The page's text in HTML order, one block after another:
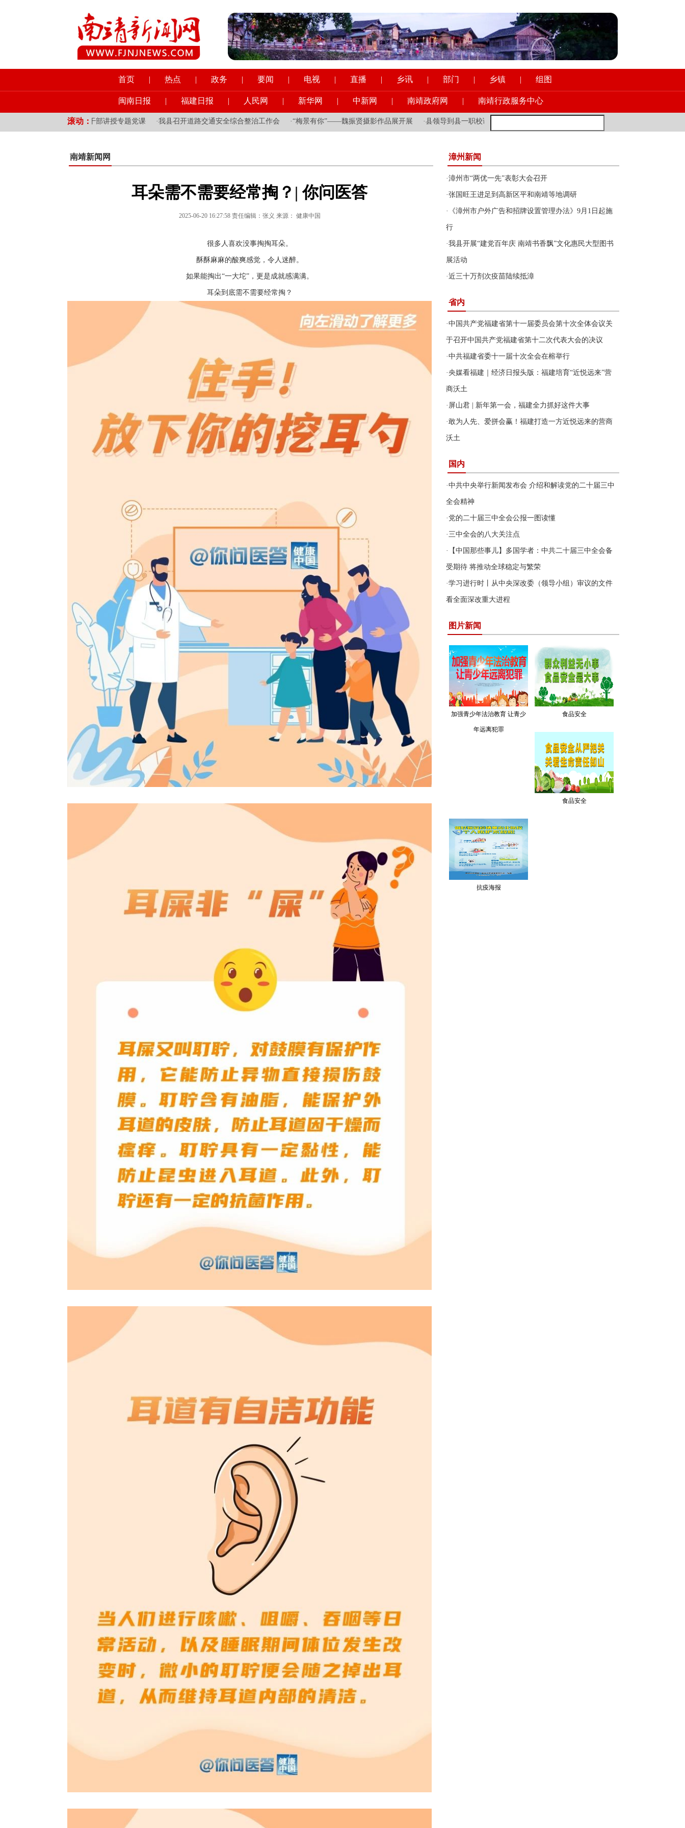
首页 | 热点 | 政务 | 要闻 | 电视 | 直播 | 乡讯 | 部门 | 乡镇 | 组图
闽南日报 | 福建日报 | 人民网 | 新华网 | 中新网 | 南靖政府网 | 南靖行政服务中心
滚动：
钩乡镇党员干部讲授专题党课 ·我县召开道路交通安全综合整治工作会 ·“梅景有你”——魏振贤摄影作品展开展 ·县领导到县一职校调研意识形态工作
南靖新闻网
耳朵需不需要经常掏？| 你问医答
2025-06-20 16:27:58 责任编辑：张义 来源： 健康中国
很多人喜欢没事掏掏耳朵。
酥酥麻麻的酸爽感觉，令人迷醉。
如果能掏出“一大坨”，更是成就感满满。
耳朵到底需不需要经常掏？
漳州新闻
·漳州市“两优一先”表彰大会召开
·张国旺王进足到高新区平和南靖等地调研
· 《漳州市户外广告和招牌设置管理办法》9月1日起施
行
·我县开展“建党百年庆 南靖书香飘”文化惠民大型图书
展活动
·近三十万剂次疫苗陆续抵漳
省内
·中国共产党福建省第十一届委员会第十次全体会议关
于召开中国共产党福建省第十二次代表大会的决议
·中共福建省委十一届十次全会在榕举行
·央媒看福建｜经济日报头版：福建培育“近悦远来”营
商沃土
· 屏山君 | 新年第一会，福建全力抓好这件大事
·敢为人先、爱拼会赢！福建打造一方近悦远来的营商
沃土
国内
·中共中央举行新闻发布会 介绍和解读党的二十届三中
全会精神
· 党的二十届三中全会公报一图读懂
·三中全会的八大关注点
· 【中国那些事儿】多国学者：中共二十届三中全会备
受期待 将推动全球稳定与繁荣
·学习进行时丨从中央深改委（领导小组）审议的文件
看全面深改重大进程
图片新闻
加强青少年法治教育 让青少
年远离犯罪
食品安全
食品安全
抗疫海报